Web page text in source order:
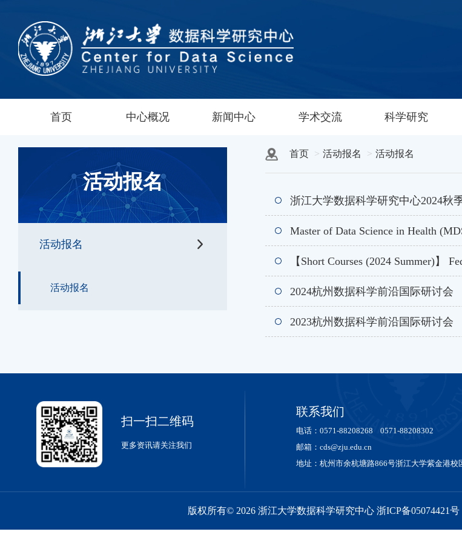
首页 中心概况 新闻中心 学术交流 科学研究
活动报名
活动报名
活动报名
首页 活动报名 活动报名
浙江大学数据科学研究中心2024秋
Master of Data Science in Health
【Short Courses (2024 Summer)】
2024杭州数据科学前沿国际研讨会
2023杭州数据科学前沿国际研讨会
扫一扫二维码
更多资讯请关注我们
联系我们
电话：0571-88208268 0571-88208302
邮箱：cds@zju.edu.cn
地址：杭州市余杭塘路866号浙江大学紫金港校
版权所有© 2026 浙江大学数据科学研究中心 浙ICP备05074421号